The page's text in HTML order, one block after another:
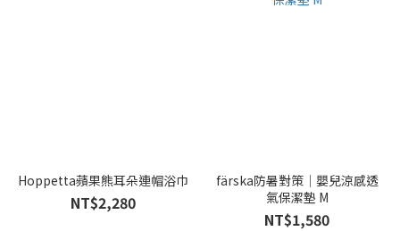
Hoppetta蘋果熊耳朵連帽浴巾
NT$2,280
färska防暑對策│嬰兒涼感透
氣保潔墊 M
NT$1,580